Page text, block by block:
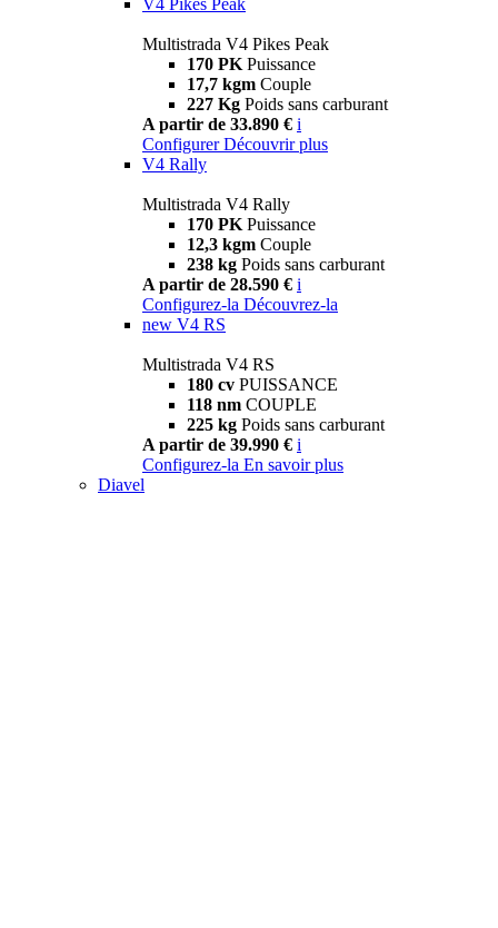
Multistrada V4 Pikes Peak
170 PK Puissance
17,7 kgm Couple
227 Kg Poids sans carburant
A partir de 33.890 € i
Configurer Découvrir plus
V4 Rally
Multistrada V4 Rally
170 PK Puissance
12,3 kgm Couple
238 kg Poids sans carburant
A partir de 28.590 € i
Configurez-la Découvrez-la
new V4 RS
Multistrada V4 RS
180 cv PUISSANCE
118 nm COUPLE
225 kg Poids sans carburant
A partir de 39.990 € i
Configurez-la En savoir plus
Diavel